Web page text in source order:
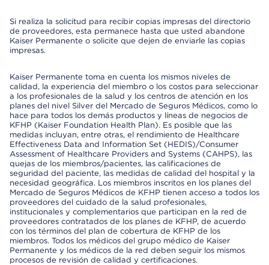
Si realiza la solicitud para recibir copias impresas del directorio
de proveedores, esta permanece hasta que usted abandone
Kaiser Permanente o solicite que dejen de enviarle las copias
impresas.
Kaiser Permanente toma en cuenta los mismos niveles de
calidad, la experiencia del miembro o los costos para seleccionar
a los profesionales de la salud y los centros de atención en los
planes del nivel Silver del Mercado de Seguros Médicos, como lo
hace para todos los demás productos y líneas de negocios de
KFHP (Kaiser Foundation Health Plan). Es posible que las
medidas incluyan, entre otras, el rendimiento de Healthcare
Effectiveness Data and Information Set (HEDIS)/Consumer
Assessment of Healthcare Providers and Systems (CAHPS), las
quejas de los miembros/pacientes, las calificaciones de
seguridad del paciente, las medidas de calidad del hospital y la
necesidad geográfica. Los miembros inscritos en los planes del
Mercado de Seguros Médicos de KFHP tienen acceso a todos los
proveedores del cuidado de la salud profesionales,
institucionales y complementarios que participan en la red de
proveedores contratados de los planes de KFHP, de acuerdo
con los términos del plan de cobertura de KFHP de los
miembros. Todos los médicos del grupo médico de Kaiser
Permanente y los médicos de la red deben seguir los mismos
procesos de revisión de calidad y certificaciones.